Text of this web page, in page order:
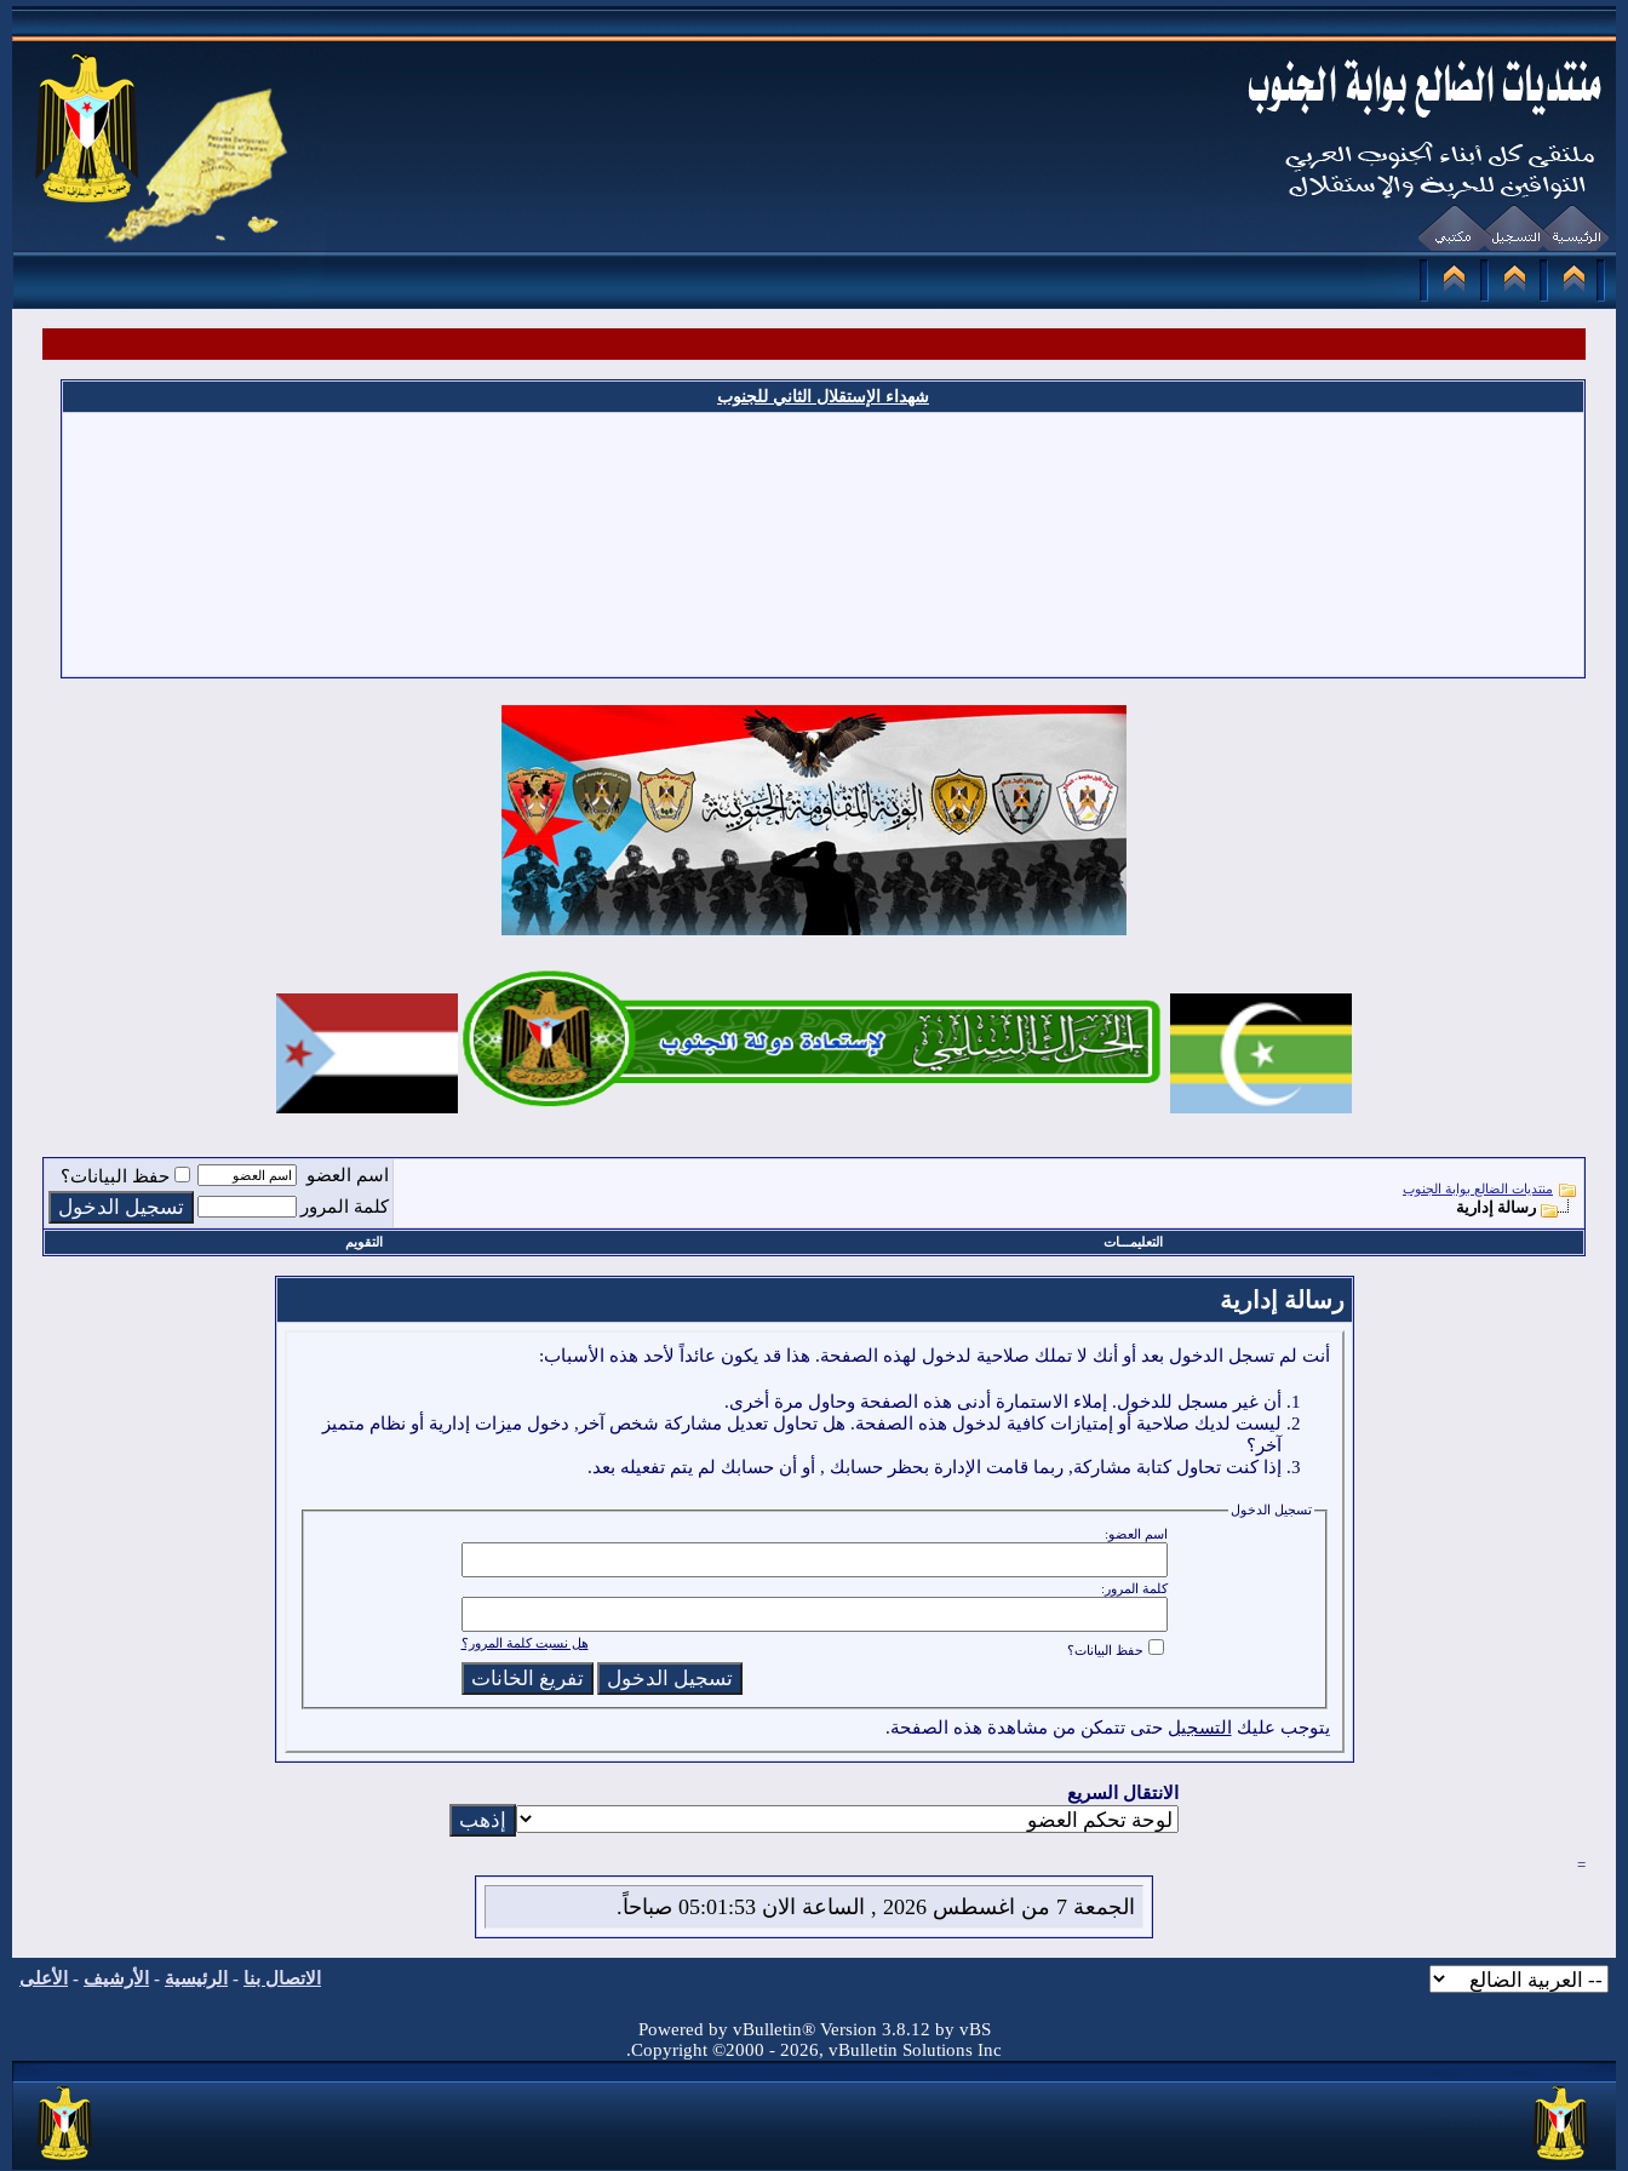
شهداء الإستقلال الثاني للجنوب
منتديات الضالع بوابة الجنوب
رسالة إدارية
اسم العضو
حفظ البيانات؟
كلمة المرور
التعليمـــات التقويم
رسالة إدارية
أنت لم تسجل الدخول بعد أو أنك لا تملك صلاحية لدخول لهذه الصفحة. هذا قد يكون عائداً لأحد هذه الأسباب:
أن غير مسجل للدخول. إملاء الاستمارة أدنى هذه الصفحة وحاول مرة أخرى.
ليست لديك صلاحية أو إمتيازات كافية لدخول هذه الصفحة. هل تحاول تعديل مشاركة شخص آخر, دخول ميزات إدارية أو نظام متميز
آخر؟
إذا كنت تحاول كتابة مشاركة, ربما قامت الإدارة بحظر حسابك , أو أن حسابك لم يتم تفعيله بعد.
تسجيل الدخول
اسم العضو:
كلمة المرور:
هل نسيت كلمة المرور؟ حفظ البيانات؟
يتوجب عليك التسجيل حتى تتمكن من مشاهدة هذه الصفحة.
الانتقال السريع
=
الجمعة 7 من اغسطس 2026 , الساعة الان 05:01:53 صباحاً.
الاتصال بنا - الرئيسية - الأرشيف - الأعلى
Powered by vBulletin® Version 3.8.12 by vBS
Copyright ©2000 - 2026, vBulletin Solutions Inc.